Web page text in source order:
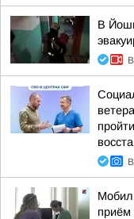
В
приём